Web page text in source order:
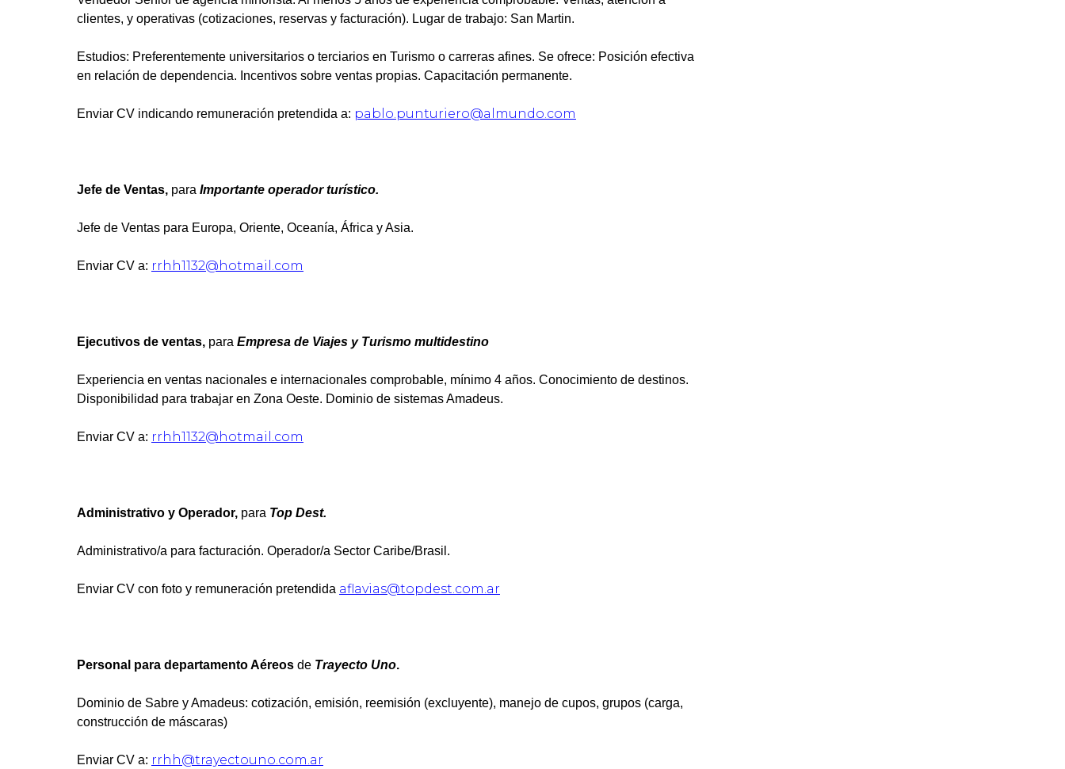
clientes, y operativas (cotizaciones, reservas y facturación). Lugar de trabajo: San Martin.
Estudios: Preferentemente universitarios o terciarios en Turismo o carreras afines. Se ofrece: Posición efectiva
en relación de dependencia. Incentivos sobre ventas propias. Capacitación permanente.
Enviar CV indicando remuneración pretendida a: pablo.punturiero@almundo.com
Jefe de Ventas, para Importante operador turístico.
Jefe de Ventas para Europa, Oriente, Oceanía, África y Asia.
Enviar CV a: rrhh1132@hotmail.com
Ejecutivos de ventas, para Empresa de Viajes y Turismo multidestino
Experiencia en ventas nacionales e internacionales comprobable, mínimo 4 años. Conocimiento de destinos.
Disponibilidad para trabajar en Zona Oeste. Dominio de sistemas Amadeus.
Enviar CV a: rrhh1132@hotmail.com
Administrativo y Operador, para Top Dest.
Administrativo/a para facturación. Operador/a Sector Caribe/Brasil.
Enviar CV con foto y remuneración pretendida aflavias@topdest.com.ar
Personal para departamento Aéreos de Trayecto Uno.
Dominio de Sabre y Amadeus: cotización, emisión, reemisión (excluyente), manejo de cupos, grupos (carga,
construcción de máscaras)
Enviar CV a: rrhh@trayectouno.com.ar